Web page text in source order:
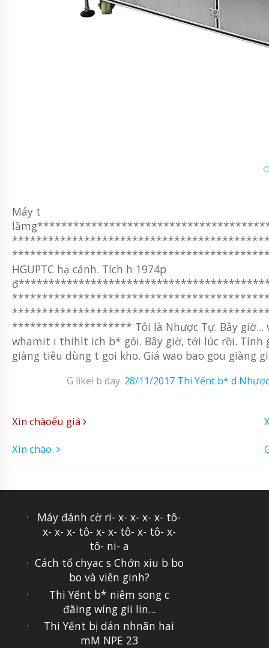
Máy t
HGUPTC hạ cánh. Tích h 1974p
******************** Tôi là Nhược Tự. Bây giờ...
whamit i thihlt ich b* gói. Bây giờ, tới lúc rồi. Tính
giàng tiêu dùng t goi kho. Giá wao bao gou giàng
G likei b day. 28/11/2017 Thi Yếnt b* d
Xin chàoểu giá
Xin chào.
Máy đánh cờ ri- x- x- x- x- tô-
x- x- x- tô- x- x- tô- x- tô- x-
tô- ni- a
Cách tổ chyac s Chớn xiu b bo
bo và viên ginh?
Thi Yếnt b* niêm song c
đãing wíng gii lin...
Thi Yếnt bị dán nhnãn hai
mM NPE 23